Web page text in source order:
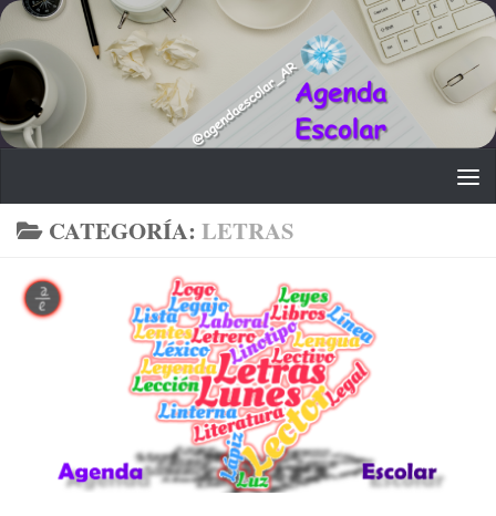
Saltar al contenido
CATEGORÍA: LETRAS